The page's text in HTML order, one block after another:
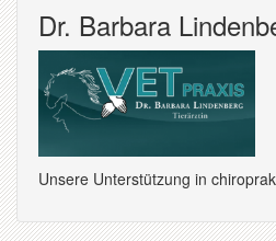
Dr. Barbara
Unsere Unterstützung in